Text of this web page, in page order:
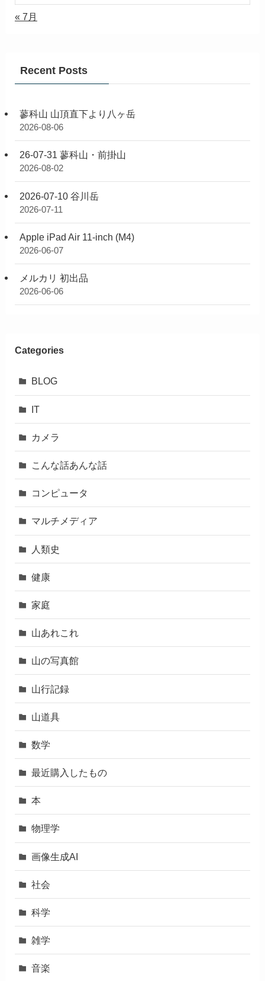
« 7月
Recent Posts
蓼科山 山頂直下より八ヶ岳
2026-08-06
26-07-31 蓼科山・前掛山
2026-08-02
2026-07-10 谷川岳
2026-07-11
Apple iPad Air 11-inch (M4)
2026-06-07
メルカリ 初出品
2026-06-06
Categories
BLOG
IT
カメラ
こんな話あんな話
コンピュータ
マルチメディア
人類史
健康
家庭
山あれこれ
山の写真館
山行記録
山道具
数学
最近購入したもの
本
物理学
画像生成AI
社会
科学
雑学
音楽